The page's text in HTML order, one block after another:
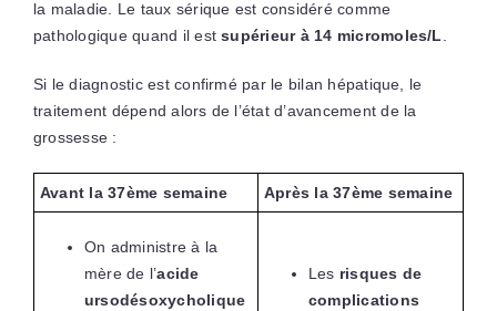
la maladie. Le taux sérique est considéré comme
pathologique quand il estsupérieur à 14 micromoles/L
Si le diagnostic est confirmé par le bilan hépatique, le
traitement dépend alors de l’état d’avancement de la
grossesse :
Avant la 37ème semaine Après la 37ème semaine
On administre à la
mère de l’acide
ursodésoxycholique
Les risques de
complications